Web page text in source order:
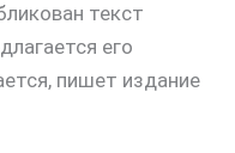
текст
его
пишет издание